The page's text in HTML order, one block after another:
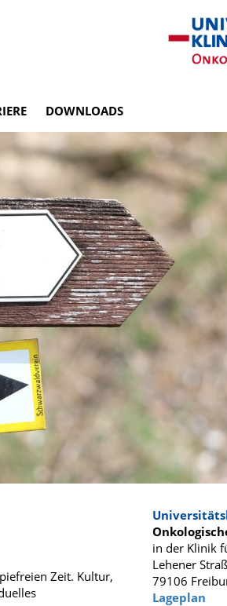
DOWNLOADS
Zeit. Kultur,
in der Klinik
Lehener
79106
Lageplan